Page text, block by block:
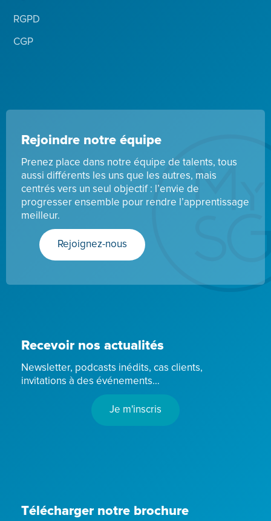
RGPD
CGP
Rejoindre notre équipe
Prenez place dans notre équipe de talents, tous
aussi différents les uns que les autres, mais
centrés vers un seul objectif : l’envie de
progresser ensemble pour rendre l’apprentissage
meilleur.
Rejoignez-nous
Recevoir nos actualités
Newsletter, podcasts inédits, cas clients,
invitations à des événements…
Je m'inscris
Télécharger notre brochure